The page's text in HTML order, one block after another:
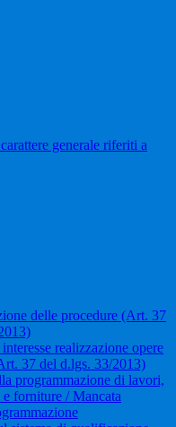
generale riferiti a
delle procedure (Art. 37
realizzazione opere
37 del d.lgs. 33/2013)
programmazione di lavori,
forniture / Mancata